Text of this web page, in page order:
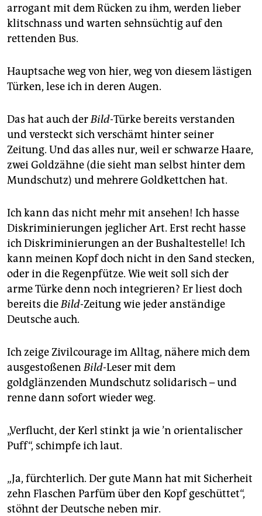
arrogant mit dem Rücken zu ihm, werden lieber
klitschnass und warten sehnsüchtig auf den
rettenden Bus.
Hauptsache weg von hier, weg von diesem lästigen
Türken, lese ich in deren Augen.
Das hat auch derBild-Türke bereits verstanden
und versteckt sich verschämt hinter seiner
Zeitung. Und das alles nur, weil er schwarze Haare,
zwei Goldzähne (die sieht man selbst hinter dem
Mundschutz) und mehrere Goldkettchen hat.
Ich kann das nicht mehr mit ansehen! Ich hasse
Diskriminierungen jeglicher Art. Erst recht hasse
ich Diskriminierungen an der Bushaltestelle! Ich
kann meinen Kopf doch nicht in den Sand stecken,
oder in die Regenpfütze. Wie weit soll sich der
arme Türke denn noch integrieren? Er liest doch
bereits dieBild-Zeitung wie jeder anständige
Deutsche auch.
Ich zeige Zivilcourage im Alltag, nähere mich dem
ausgestoßenenBild-Leser mit dem
goldglänzenden Mundschutz solidarisch – und
renne dann sofort wieder weg.
„Verflucht, der Kerl stinkt ja wie ’n orientalischer
Puff“, schimpfe ich laut.
„Ja, fürchterlich. Der gute Mann hat mit Sicherheit
zehn Flaschen Parfüm über den Kopf geschüttet“,
stöhnt der Deutsche neben mir.